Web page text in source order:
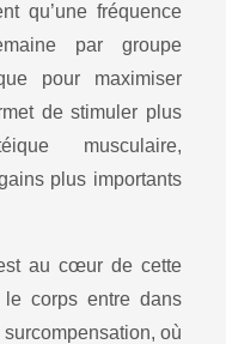
qu’une fréquence
par groupe
pour maximiser
de stimuler plus
musculaire,
plus importants
au cœur de cette
le corps entre dans
où